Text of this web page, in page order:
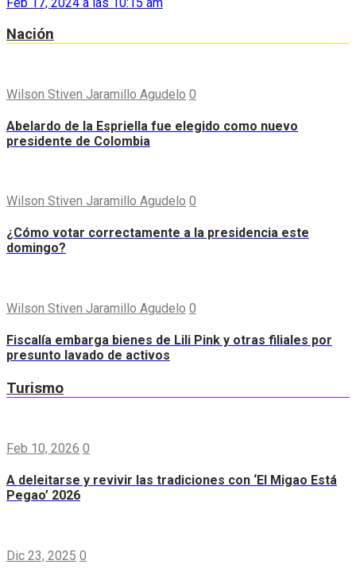
Nación
Wilson Stiven Jaramillo Agudelo 0
Abelardo de la Espriella fue elegido como nuevo
presidente de Colombia
Wilson Stiven Jaramillo Agudelo 0
¿Cómo votar correctamente a la presidencia este
domingo?
Wilson Stiven Jaramillo Agudelo 0
Fiscalía embarga bienes de Lili Pink y otras filiales por
presunto lavado de activos
Turismo
Feb 10, 2026 0
A deleitarse y revivir las tradiciones con ‘El Migao Está
Pegao’ 2026
Dic 23, 2025 0